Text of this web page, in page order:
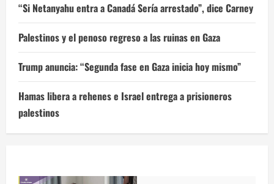
“Si Netanyahu entra a Canadá Sería arrestado”, dice Carney
Palestinos y el penoso regreso a las ruinas en Gaza
Trump anuncia: “Segunda fase en Gaza inicia hoy mismo”
Hamas libera a rehenes e Israel entrega a prisioneros
palestinos